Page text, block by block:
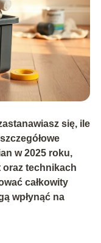
się, ile
w 2025 roku,
oraz technikach
całkowity
wpłynąć na